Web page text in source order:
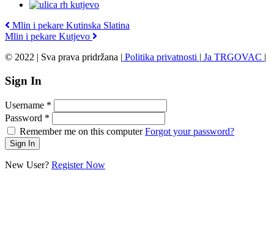
Mlin i pekare Kutinska Slatina
Mlin i pekare Kutjevo
© 2022 | Sva prava pridržana | Politika privatnosti | Ja TRGOVAC |
Sign In
Username *
Password *
Remember me on this computerForgot your password?
New User? Register Now